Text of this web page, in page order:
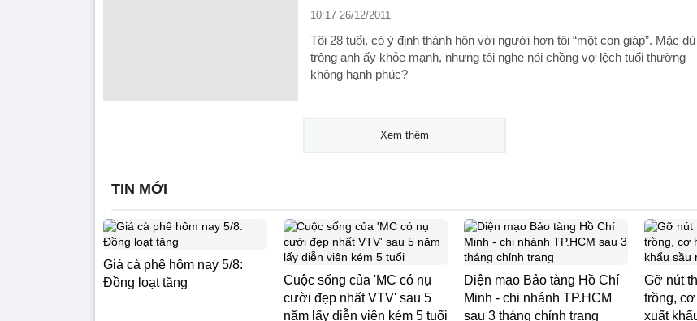
10:17 26/12/2011
Tôi 28 tuổi, có ý định thành hôn với người hơn tôi “một con giáp”. Mặc dù
trông anh ấy khỏe mạnh, nhưng tôi nghe nói chồng vợ lệch tuổi thường
không hạnh phúc?
Xem thêm
TIN MỚI
Giá cà phê hôm nay 5/8:
Đồng loạt tăng
Cuộc sống của 'MC có nụ
cười đẹp nhất VTV' sau 5
năm lấy diễn viên kém 5 tuổi
Diện mạo Bảo tàng Hồ Chí
Minh - chi nhánh TP.HCM
sau 3 tháng chỉnh trang
Gỡ nút
trồng,
xuất